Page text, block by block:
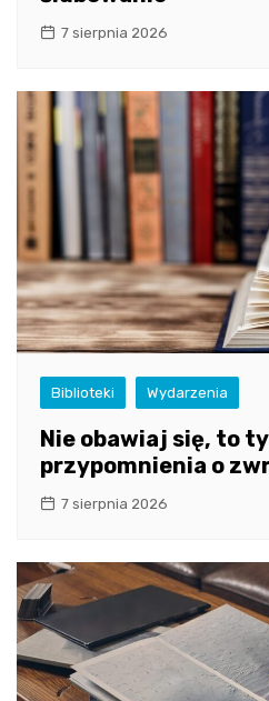
7 sierpnia 2026
Biblioteki Wydarzenia
Nie obawiaj się, to
przypomnienia o
7 sierpnia 2026